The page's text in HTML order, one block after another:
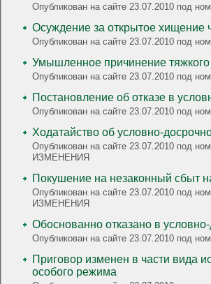
Опубликован на сайте 23.07.2010 под
Осуждение за открытое хищение
Опубликован на сайте 23.07.2010 под
Умышленное причинение
Опубликован на сайте 23.07.2010 под
Постановление об отказе в
Опубликован на сайте 23.07.2010 под
Ходатайство об условно-
Опубликован на сайте 23.07.2010 под
ИЗМЕНЕНИЯ
Покушение на незаконный сбыт
Опубликован на сайте 23.07.2010 под номером 19468, 2-я
ИЗМЕНЕНИЯ
Обоснованно отказано в
Опубликован на сайте 23.07.2010 под
Приговор изменен в части вида
особого режима